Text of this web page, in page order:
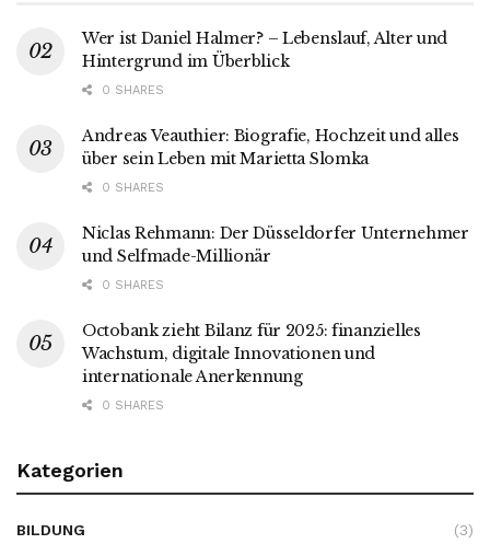
Wer ist Daniel Halmer? – Lebenslauf, Alter und
Hintergrund im Überblick
0 SHARES
Andreas Veauthier: Biografie, Hochzeit und alles
über sein Leben mit Marietta Slomka
0 SHARES
Niclas Rehmann: Der Düsseldorfer Unternehmer
und Selfmade-Millionär
0 SHARES
Octobank zieht Bilanz für 2025: finanzielles
Wachstum, digitale Innovationen und
internationale Anerkennung
0 SHARES
Kategorien
BILDUNG (3)